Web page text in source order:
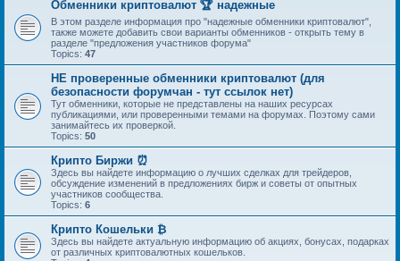
Обменники криптовалют 🏆 надежные
В этом разделе информация про "надежные обменники криптовалют",
также можете добавить свои варианты обменников - открыть тему в
разделе "предложения участников форума"
Topics: 47
НЕ проверенные обменники криптовалют (для
безопасности форумчан - тут ссылок нет)
Тут обменники, которые не представлены на наших ресурсах
публикациями, или проверенными темами на форумах. Поэтому сами
занимайтесь их проверкой.
Topics: 50
Крипто Биржи ⏰
Здесь вы найдете информацию о лучших сделках для трейдеров,
обсуждение изменений в предложениях бирж и советы от опытных
участников сообщества.
Topics: 6
Крипто Кошельки ₿
Здесь вы найдете актуальную информацию об акциях, бонусах, подарках
от различных криптовалютных кошельков.